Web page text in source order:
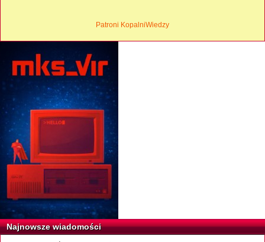
Patroni KopalniWiedzy
Najnowsze wiadomości